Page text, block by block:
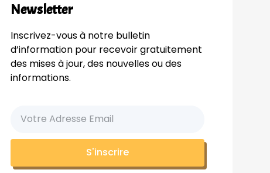
Newsletter
Inscrivez-vous à notre bulletin
d’information pour recevoir gratuitement
des mises à jour, des nouvelles ou des
informations.
S'inscrire